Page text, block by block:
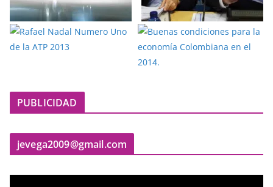
PUBLICIDAD
jevega2009@gmail.com